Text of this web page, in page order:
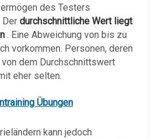
des Testers
Derdurchschnittliche Wert liegt
. Eine Abweichung von bis zu
vorkommen. Personen, deren
dem Durchschnittswert
eher selten.
Übungen
kann jedoch